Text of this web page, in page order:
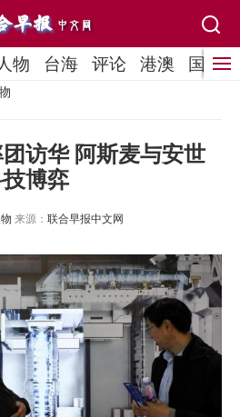
人物 台海 评论 港澳 国际
访华 阿斯麦与安世
博弈
来源： 联合早报中文网